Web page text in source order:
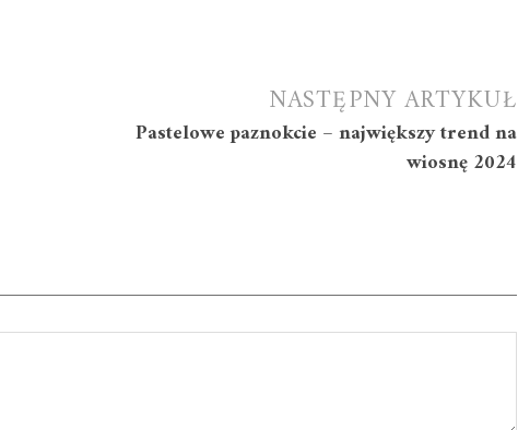
NASTĘPNY ARTYKUŁ
Pastelowe paznokcie – największy trend na
wiosnę 2024